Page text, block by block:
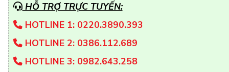
HỖ TRỢ TRỰC TUYẾN:
HOTLINE 1: 0220.3890.393
HOTLINE 2: 0386.112.689
HOTLINE 3: 0982.643.258